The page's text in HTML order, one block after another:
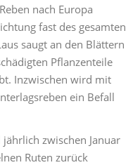
nach Europa
fast des gesamten
saugt an den Blättern
Pflanzenteile
Inzwischen wird mit
ein Befall
zwischen Januar
Ruten zurück